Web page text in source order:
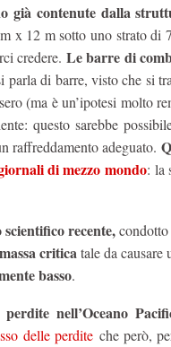
già contenute dalla
x 12 m sotto uno strato di
credere. Le barre di
parla di barre, visto che si
(ma è un’ipotesi molto
questo sarebbe
raffreddamento adeguato.
di mezzo mondo: la
recente,
critica tale da causare
basso.
nell’Oceano
delle perdite che però,